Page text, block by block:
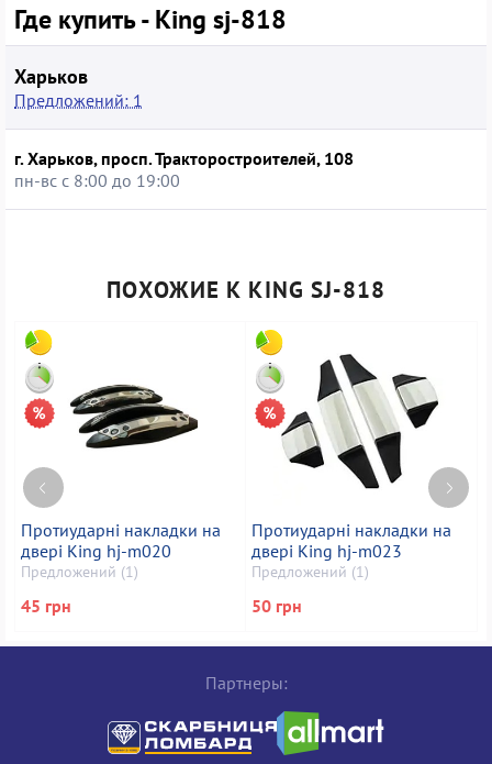
Где купить - King sj-818
Харьков
Предложений: 1
г. Харьков, просп. Тракторостроителей, 108
пн-вс с 8:00 до 19:00
ПОХОЖИЕ К KING SJ-818
Протиударні накладки на
двері King hj-m020
Предложений (1)
45 грн
Протиударні накладки на
двері King hj-m023
Предложений (1)
50 грн
Партнеры: